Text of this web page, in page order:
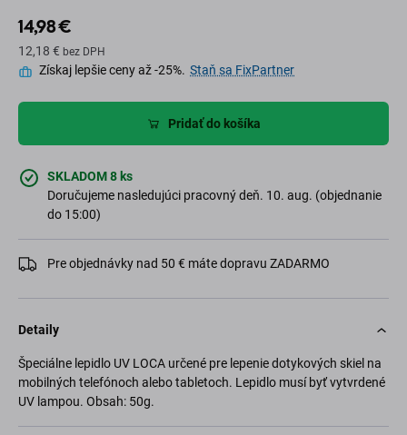
14,98 €
12,18 € bez DPH
Získaj lepšie ceny až -25%. Staň sa FixPartner
Pridať do košíka
SKLADOM 8 ks
Doručujeme nasledujúci pracovný deň. 10. aug. (objednanie
do 15:00)
Pre objednávky nad 50 € máte dopravu ZADARMO
Detaily
Špeciálne lepidlo UV LOCA určené pre lepenie dotykových skiel na
mobilných telefónoch alebo tabletoch. Lepidlo musí byť vytvrdené
UV lampou. Obsah: 50g.